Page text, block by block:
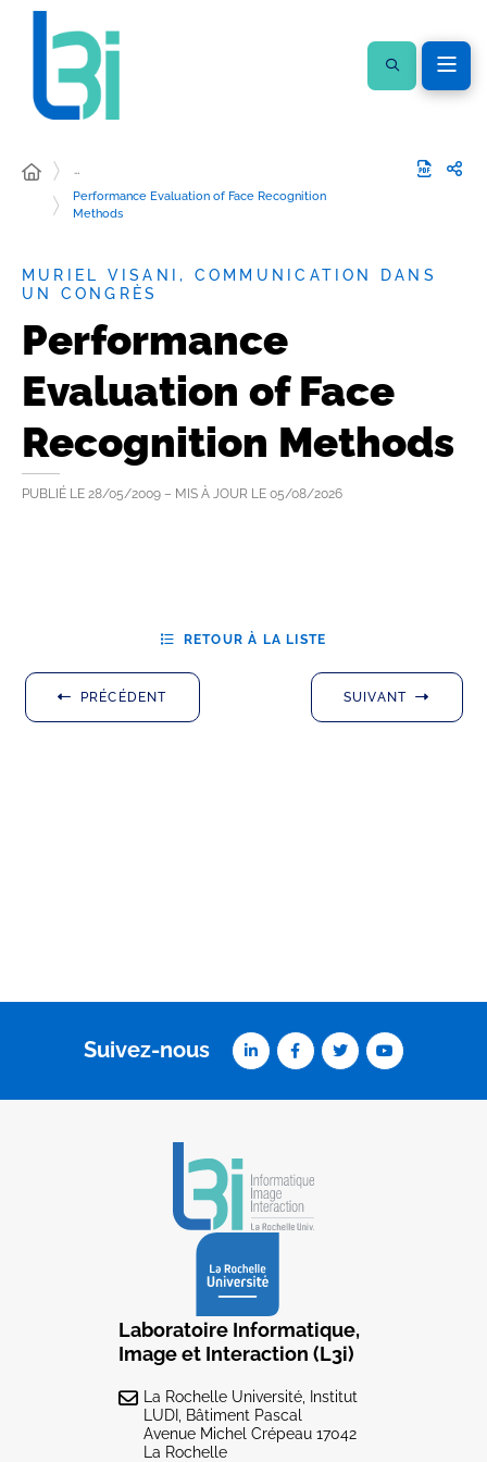
…
Performance Evaluation of Face Recognition
Methods
MURIEL VISANI, COMMUNICATION DANS
UN CONGRÈS
Performance
Evaluation of Face
Recognition Methods
PUBLIÉ LE 28/05/2009 – MIS À JOUR LE 05/08/2026
PRÉCÉDENT
RETOUR À LA LISTE
SUIVANT
Suivez-nous
Laboratoire Informatique,
Image et Interaction (L3i)
La Rochelle Université, Institut
LUDI, Bâtiment Pascal
Avenue Michel Crépeau 17042
La Rochelle